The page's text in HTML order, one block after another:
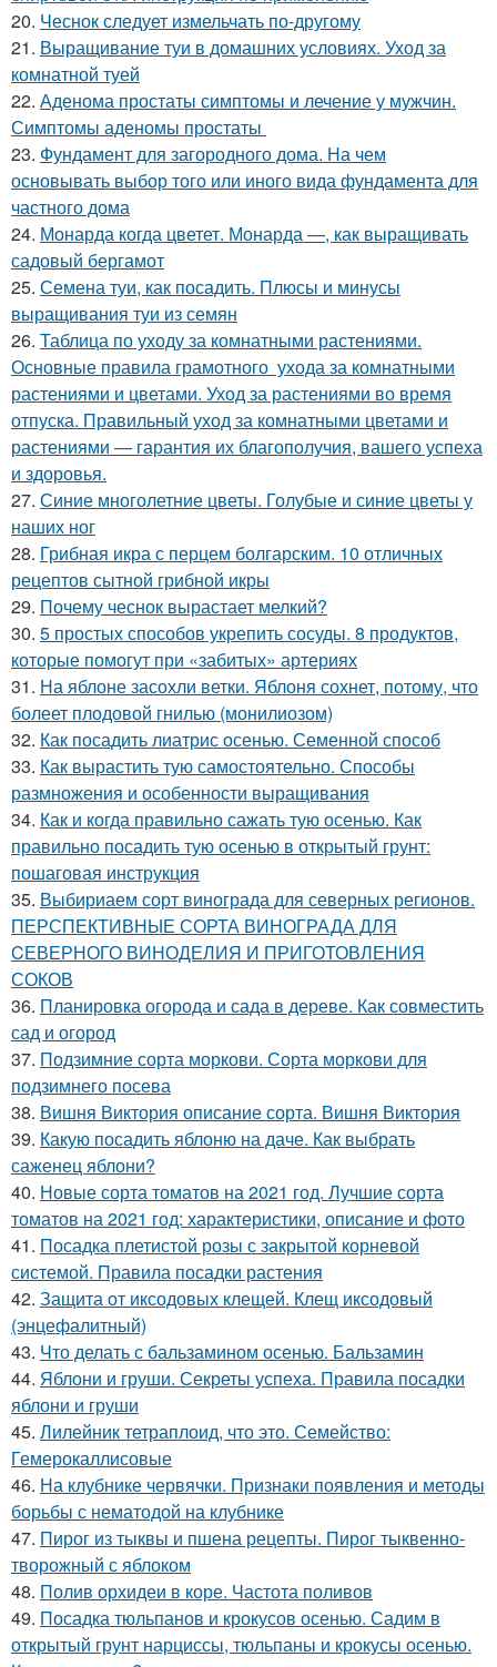
20. Чеснок следует измельчать по-другому
21. Выращивание туи в домашних условиях. Уход за
комнатной туей
22. Аденома простаты симптомы и лечение у мужчин.
Симптомы аденомы простаты
23. Фундамент для загородного дома. На чем
основывать выбор того или иного вида фундамента для
частного дома
24. Монарда когда цветет. Монарда —, как выращивать
садовый бергамот
25. Семена туи, как посадить. Плюсы и минусы
выращивания туи из семян
26. Таблица по уходу за комнатными растениями.
Основные правила грамотного ухода за комнатными
растениями и цветами. Уход за растениями во время
отпуска. Правильный уход за комнатными цветами и
растениями — гарантия их благополучия, вашего успеха
и здоровья.
27. Синие многолетние цветы. Голубые и синие цветы у
наших ног
28. Грибная икра с перцем болгарским. 10 отличных
рецептов сытной грибной икры
29. Почему чеснок вырастает мелкий?
30. 5 простых способов укрепить сосуды. 8 продуктов,
которые помогут при «забитых» артериях
31. На яблоне засохли ветки. Яблоня сохнет, потому, что
болеет плодовой гнилью (монилиозом)
32. Как посадить лиатрис осенью. Семенной способ
33. Как вырастить тую самостоятельно. Способы
размножения и особенности выращивания
34. Как и когда правильно сажать тую осенью. Как
правильно посадить тую осенью в открытый грунт:
пошаговая инструкция
35. Выбириаем сорт винограда для северных регионов.
ПЕРСПЕКТИВНЫЕ СОРТА ВИНОГРАДА ДЛЯ
CЕВЕРНОГО ВИНОДЕЛИЯ И ПРИГОТОВЛЕНИЯ
СОКОВ
36. Планировка огорода и сада в дереве. Как совместить
сад и огород
37. Подзимние сорта моркови. Сорта моркови для
подзимнего посева
38. Вишня Виктория описание сорта. Вишня Виктория
39. Какую посадить яблоню на даче. Как выбрать
саженец яблони?
40. Новые сорта томатов на 2021 год. Лучшие сорта
томатов на 2021 год: характеристики, описание и фото
41. Посадка плетистой розы с закрытой корневой
системой. Правила посадки растения
42. Защита от иксодовых клещей. Клещ иксодовый
(энцефалитный)
43. Что делать с бальзамином осенью. Бальзамин
44. Яблони и груши. Секреты успеха. Правила посадки
яблони и груши
45. Лилейник тетраплоид, что это. Семейство:
Гемерокаллисовые
46. На клубнике червячки. Признаки появления и методы
борьбы с нематодой на клубнике
47. Пирог из тыквы и пшена рецепты. Пирог тыквенно-
творожный с яблоком
48. Полив орхидеи в коре. Частота поливов
49. Посадка тюльпанов и крокусов осенью. Садим в
открытый грунт нарциссы, тюльпаны и крокусы осенью.